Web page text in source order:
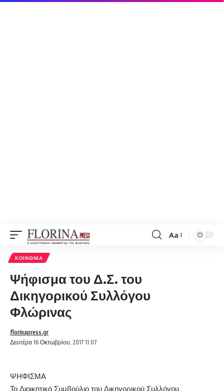
Font
Aa
ΚΟΙΝΩΝΊΑ
Ψήφισμα του Δ.Σ. του
Δικηγορικού Συλλόγου
Φλώρινας
Δευτέρα 16 Οκτωβρίου, 2017 11:07
florinapress.gr
ΨΗΦΙΣΜΑ
Το Διοικητικό Συμβούλιο του Δικηγορικού Συλλόγου